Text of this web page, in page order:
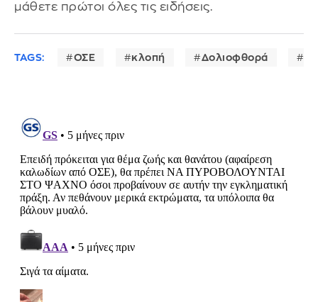
μάθετε πρώτοι όλες τις ειδήσεις.
TAGS: ΟΣΕ κλοπή Δολιοφθορά